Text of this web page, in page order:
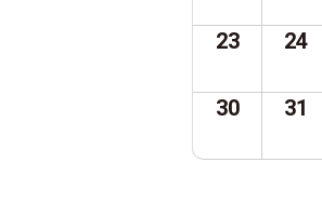
23 24
30 31